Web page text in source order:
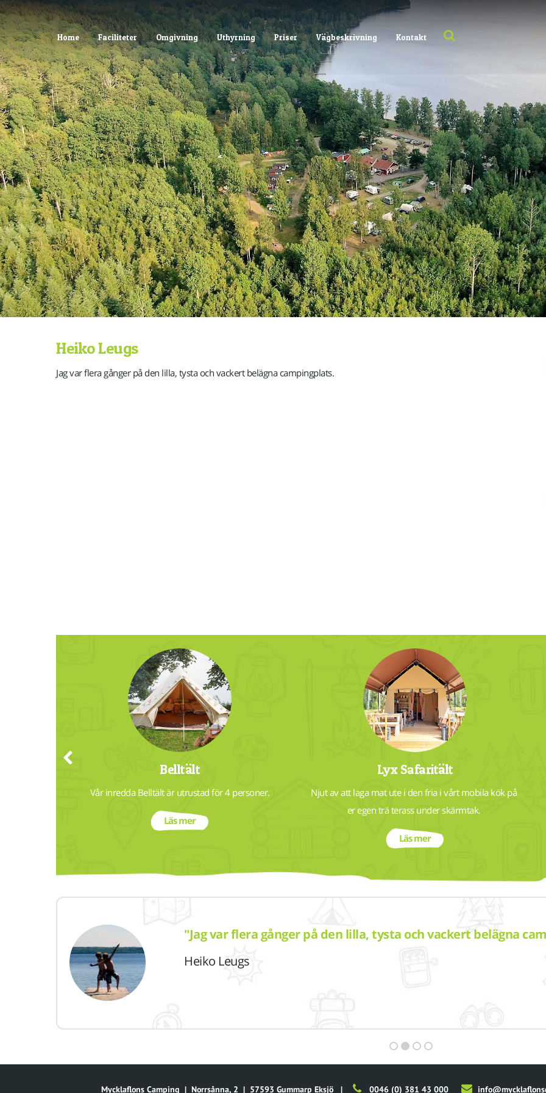
Home Faciliteter Omgivning Uthyrning Priser Vägbeskrivning Kontakt
Heiko Leugs
Jag var flera gånger på den lilla, tysta och vackert belägna campingplats.
Belltält
Vår inredda Belltält är utrustad för 4 personer.
Läs mer
Lyx Safaritält
Njut av att laga mat ute i den fria i vårt mobila kök på
er egen trä terass under skärmtak.
Läs mer
"Jag var flera gånger på den lilla, tysta och vackert belägna
Heiko Leugs
Mycklaflons Camping | Norrsånna, 2 | 57593 Gummarp Eksjö | 0046 (0) 381 43 000